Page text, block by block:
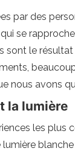
par des
se
sont le
nous avons
la lumière
les
lumière